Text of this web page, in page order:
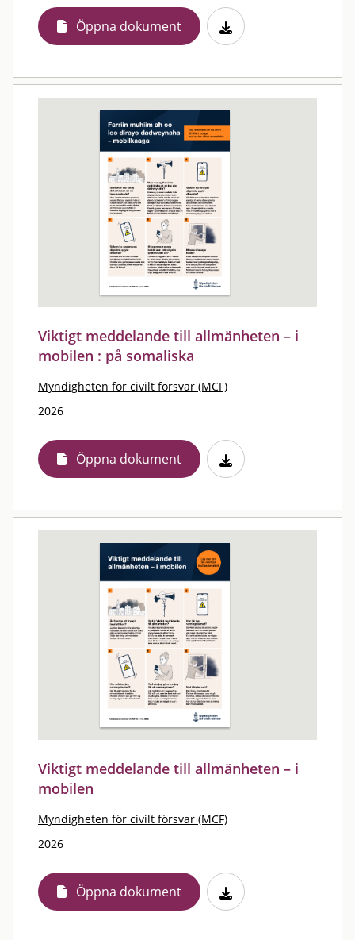
Öppna dokument
Viktigt meddelande till allmänheten – i
mobilen : på somaliska
Myndigheten för civilt försvar (MCF)
2026
Öppna dokument
Viktigt meddelande till allmänheten – i
mobilen
Myndigheten för civilt försvar (MCF)
2026
Öppna dokument